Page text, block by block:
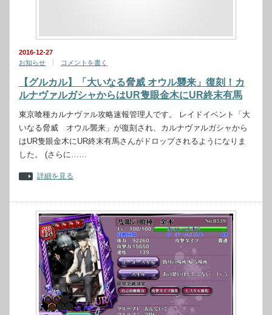
2016-12-27
お知らせ
コメントを書く
【グルカル】「大いなる脅威 オウル襲来」復刻！カ
ルナヴァルガシャからはUR隻眼金木にUR終末有馬
東京喰種カルナヴァル攻略速報管理人です。 レイドイベント「大
いなる脅威 オウル襲来」が復刻され、カルナヴァルガシャから
はUR隻眼金木にUR終末有馬さんがドロップされるようになりま
した。 (さらに……
詳細を見る